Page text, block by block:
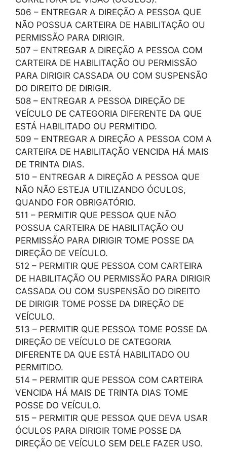
506 – ENTREGAR A DIREÇÃO A PESSOA QUE
NÃO POSSUA CARTEIRA DE HABILITAÇÃO OU
PERMISSÃO PARA DIRIGIR.
507 – ENTREGAR A DIREÇÃO A PESSOA COM
CARTEIRA DE HABILITAÇÃO OU PERMISSÃO
PARA DIRIGIR CASSADA OU COM SUSPENSÃO
DO DIREITO DE DIRIGIR.
508 – ENTREGAR A PESSOA DIREÇÃO DE
VEÍCULO DE CATEGORIA DIFERENTE DA QUE
ESTÁ HABILITADO OU PERMITIDO.
509 – ENTREGAR A DIREÇÃO A PESSOA COM A
CARTEIRA DE HABILITAÇÃO VENCIDA HÁ MAIS
DE TRINTA DIAS.
510 – ENTREGAR A DIREÇÃO A PESSOA QUE
NÃO NÃO ESTEJA UTILIZANDO ÓCULOS,
QUANDO FOR OBRIGATÓRIO.
511 – PERMITIR QUE PESSOA QUE NÃO
POSSUA CARTEIRA DE HABILITAÇÃO OU
PERMISSÃO PARA DIRIGIR TOME POSSE DA
DIREÇÃO DE VEÍCULO.
512 – PERMITIR QUE PESSOA COM CARTEIRA
DE HABILITAÇÃO OU PERMISSÃO PARA DIRIGIR
CASSADA OU COM SUSPENSÃO DO DIREITO
DE DIRIGIR TOME POSSE DA DIREÇÃO DE
VEÍCULO.
513 – PERMITIR QUE PESSOA TOME POSSE DA
DIREÇÃO DE VEÍCULO DE CATEGORIA
DIFERENTE DA QUE ESTÁ HABILITADO OU
PERMITIDO.
514 – PERMITIR QUE PESSOA COM CARTEIRA
VENCIDA HÁ MAIS DE TRINTA DIAS TOME
POSSE DO VEÍCULO.
515 – PERMITIR QUE PESSOA QUE DEVA USAR
ÓCULOS PARA DIRIGIR TOME POSSE DA
DIREÇÃO DE VEÍCULO SEM DELE FAZER USO.